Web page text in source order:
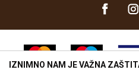
IZNIMNO NAM JE VAŽNA